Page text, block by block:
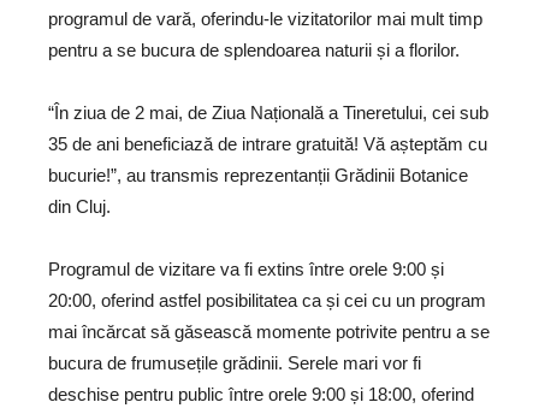
programul de vară, oferindu-le vizitatorilor mai mult timp
pentru a se bucura de splendoarea naturii și a florilor.
“În ziua de 2 mai, de Ziua Națională a Tineretului, cei sub
35 de ani beneficiază de intrare gratuită! Vă așteptăm cu
bucurie!”, au transmis reprezentanții Grădinii Botanice
din Cluj.
Programul de vizitare va fi extins între orele 9:00 și
20:00, oferind astfel posibilitatea ca și cei cu un program
mai încărcat să găsească momente potrivite pentru a se
bucura de frumusețile grădinii. Serele mari vor fi
deschise pentru public între orele 9:00 și 18:00, oferind